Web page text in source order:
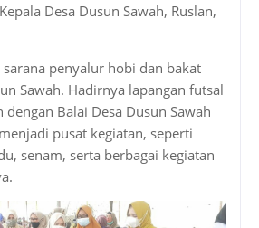
Desa Dusun Sawah, Ruslan,
sarana penyalur hobi dan bakat
Sawah. Hadirnya lapangan futsal
dengan Balai Desa Dusun Sawah
pusat kegiatan, seperti
senam, serta berbagai kegiatan